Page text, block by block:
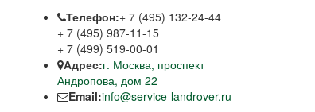
Телефон:+ 7 (495) 132-24-44
+ 7 (495) 987-11-15
+ 7 (499) 519-00-01
Адрес:г. Москва, проспект
Андропова, дом 22
Email:info@service-landrover.ru